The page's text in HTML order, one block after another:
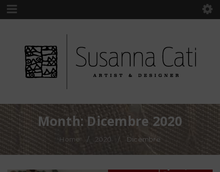
Month: Dicembre 2020
Home / 2020 / Dicembre